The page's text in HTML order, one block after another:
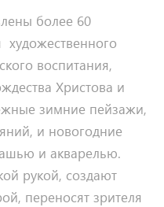
более 60
художественного
воспитания,
Христова и
зимние пейзажи,
и новогодние
и акварелью.
рукой, создают
переносят зрителя